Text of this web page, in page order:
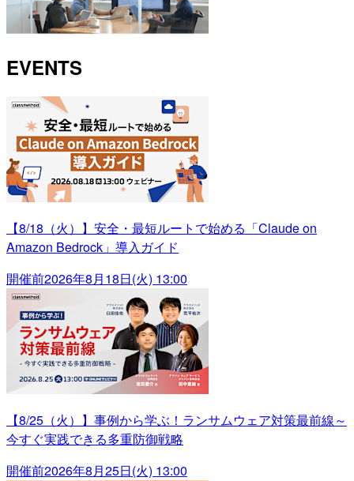
EVENTS
【8/18（火）】安全・最短ルートで始める「Claude on
Amazon Bedrock」導入ガイド
開催前2026年8月18日(火) 13:00
【8/25（火）】事例から学ぶ！ランサムウェア対策最前線～
今すぐ実践できる多重防御戦略
開催前2026年8月25日(火) 13:00